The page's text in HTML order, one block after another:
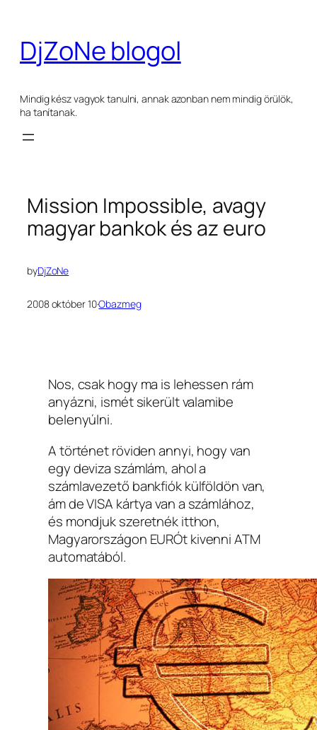
tartalomhoz
DjZoNe blogol
Mindig kész vagyok tanulni, annak azonban nem mindig örülök,
ha tanítanak.
Mission Impossible, avagy
magyar bankok és az euro
byDjZoNe
2008 október 10·Obazmeg
Nos, csak hogy ma is lehessen rám
anyázni, ismét sikerült valamibe
belenyúlni.
A történet röviden annyi, hogy van
egy deviza számlám, ahol a
számlavezető bankfiók külföldön van,
ám de VISA kártya van a számlához,
és mondjuk szeretnék itthon,
Magyarországon EURÓt kivenni ATM
automatából.